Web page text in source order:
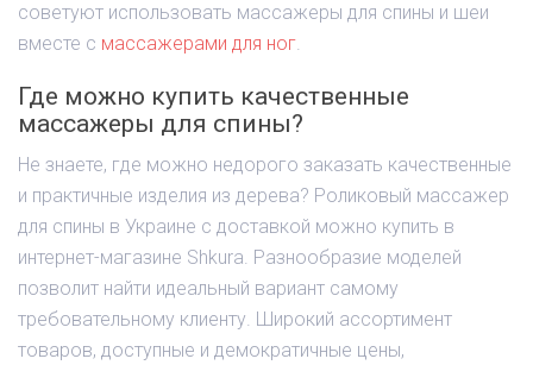
советуют использовать массажеры для спины и шеи
вместе с массажерами для ног.
Где можно купить качественные
массажеры для спины?
Не знаете, где можно недорого заказать качественные
и практичные изделия из дерева? Роликовый массажер
для спины в Украине с доставкой можно купить в
интернет-магазине Shkura. Разнообразие моделей
позволит найти идеальный вариант самому
требовательному клиенту. Широкий ассортимент
товаров, доступные и демократичные цены,